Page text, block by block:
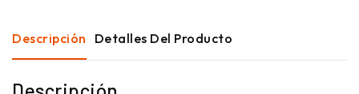
Descripción Detalles Del Producto